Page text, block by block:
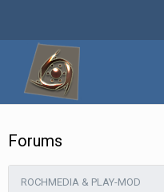
Forums
ROCHMEDIA & PLAY-MOD